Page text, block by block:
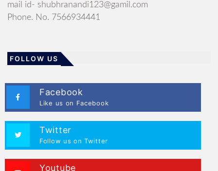
mail id- shubhranandi123@gamil.com
Phone. No. 7566934441
FOLLOW US
Facebook
Like us on Facebook
Twitter
Follow us on Twitter
Youtube